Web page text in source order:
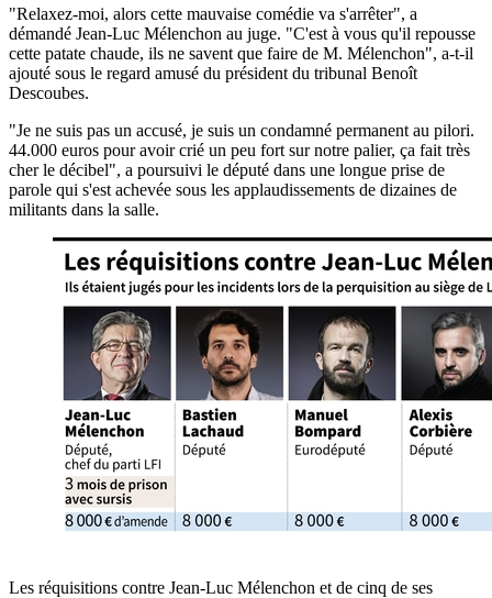
"Relaxez-moi, alors cette mauvaise comédie va s'arrêter", a
démandé Jean-Luc Mélenchon au juge. "C'est à vous qu'il repousse
cette patate chaude, ils ne savent que faire de M. Mélenchon", a-t-il
ajouté sous le regard amusé du président du tribunal Benoît
Descoubes.
"Je ne suis pas un accusé, je suis un condamné permanent au pilori.
44.000 euros pour avoir crié un peu fort sur notre palier, ça fait très
cher le décibel", a poursuivi le député dans une longue prise de
parole qui s'est achevée sous les applaudissements de dizaines de
militants dans la salle.
Les réquisitions contre Jean-Luc Mélenchon et de cinq de ses